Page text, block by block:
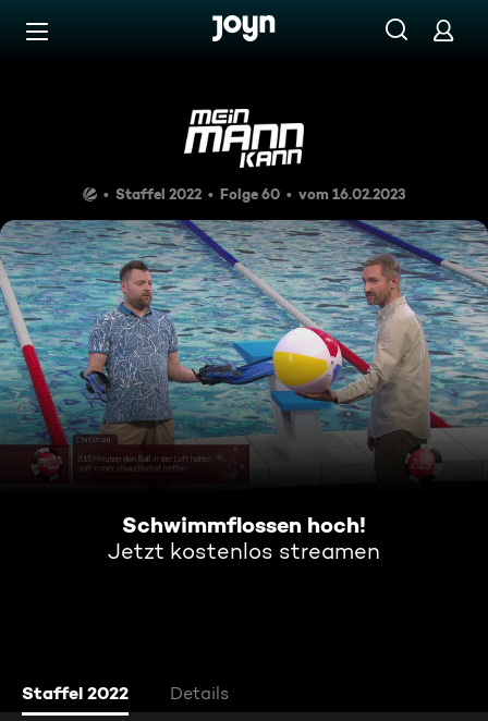
Zum Inhalt springen
Schwimmflossen hoch!
Staffel 2022 Folge 60 vom 16.02.2023
Schwimmflossen hoch!
Jetzt kostenlos streamen
Staffel 2022 Details